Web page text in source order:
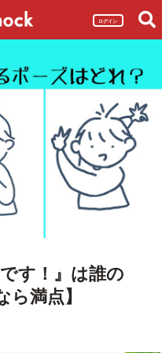
ログイン
す！』は誰の
満点】